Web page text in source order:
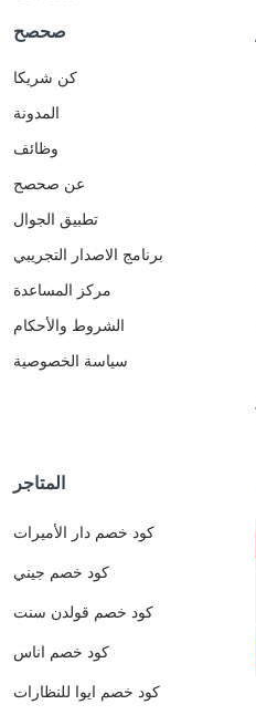
صحصح
كن شريكا
المدونة
وظائف
عن صحصح
تطبيق الجوال
برنامج الاصدار التجريبي
مركز المساعدة
الشروط والأحكام
سياسة الخصوصية
المتاجر
كود خصم دار الأميرات
كود خصم جيني
كود خصم قولدن سنت
كود خصم اناس
كود خصم ايوا للنظارات